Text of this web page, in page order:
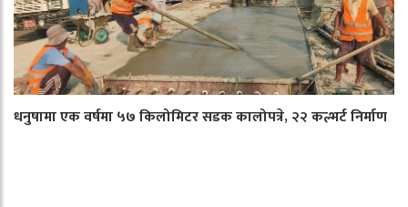
धनुषामा एक वर्षमा ५७ किलोमिटर सडक कालोपत्रे, २२ कल्भर्ट निर्माण